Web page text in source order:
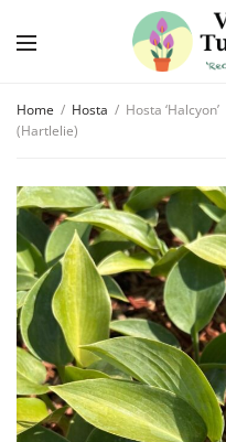
Home / Hosta / Hosta ‘Halcyon’
(Hartlelie)